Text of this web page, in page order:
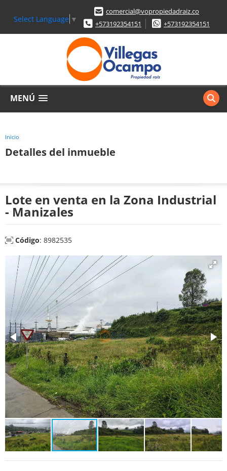
Select Language ▼
comercial@vopropiedadraiz.co
+573192354151
+573192354151
MENÚ
Inicio
Detalles del inmueble
Lote en venta en la Zona Industrial
- Manizales
Código: 8982535